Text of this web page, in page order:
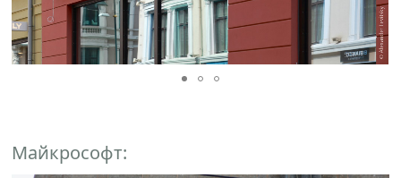
Майкрософт: